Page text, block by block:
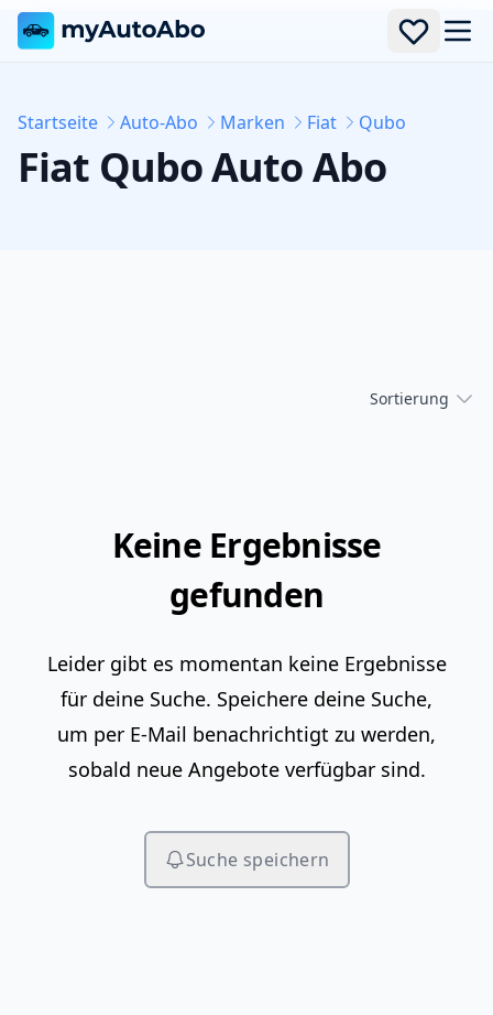
Startseite Auto-Abo Marken Fiat Qubo
Fiat QuboAuto Abo
Sortierung
Keine Ergebnisse
gefunden
Leider gibt es momentan keine Ergebnisse
für deine Suche. Speichere deine Suche,
um per E-Mail benachrichtigt zu werden,
sobald neue Angebote verfügbar sind.
Suche speichern